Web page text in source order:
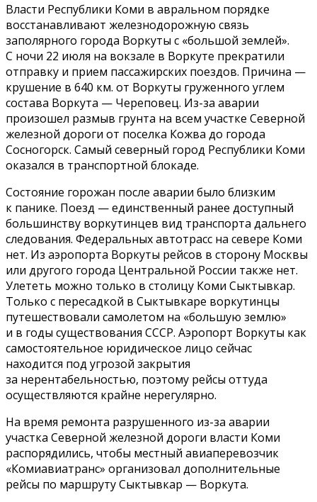
Самый
вымирающий
город
России
оказался
в транспортной
блокаде
Власти Республики Коми в авральном порядке
восстанавливают железнодорожную связь
заполярного города Воркуты с «большой землей».
С ночи 22 июля на вокзале в Воркуте прекратили
отправку и прием пассажирских поездов. Причина —
крушение в 640 км. от Воркуты груженного углем
состава Воркута — Череповец. Из-за аварии
произошел размыв грунта на всем участке Северной
железной дороги от поселка Кожва до города
Сосногорск. Самый северный город Республики Коми
оказался в транспортной блокаде.
Состояние горожан после аварии было близким
к панике. Поезд — единственный ранее доступный
большинству воркутинцев вид транспорта дальнего
следования. Федеральных автотрасс на севере Коми
нет. Из аэропорта Воркуты рейсов в сторону Москвы
или другого города Центральной России также нет.
Улететь можно только в столицу Коми Сыктывкар.
Только с пересадкой в Сыктывкаре воркутинцы
путешествовали самолетом на «большую землю»
и в годы существования СССР. Аэропорт Воркуты как
самостоятельное юридическое лицо сейчас
находится под угрозой закрытия
за нерентабельностью, поэтому рейсы оттуда
осуществляются крайне нерегулярно.
На время ремонта разрушенного из-за аварии
участка Северной железной дороги власти Коми
распорядились, чтобы местный авиаперевозчик
«Комиавиатранс» организовал дополнительные
рейсы по маршруту Сыктывкар — Воркута.